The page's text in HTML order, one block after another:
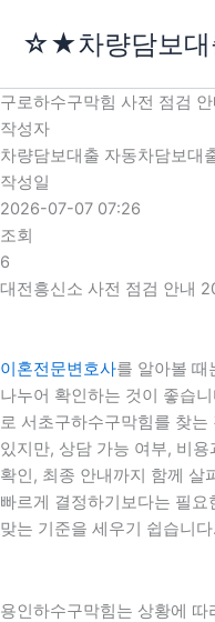
로
건
너
뛰
기
☆★차량담보
구로하수구막힘 사전 점검
작성자
차량담보대출 자동차담보대
작성일
2026-07-07 07:26
조회
6
대전흥신소 사전 점검 안내
이혼전문변호사를 알아볼 때
나누어 확인하는 것이 좋습
로 서초구하수구막힘를 찾
있지만, 상담 가능 여부, 비
확인, 최종 안내까지 함께 살
빠르게 결정하기보다는 필
맞는 기준을 세우기 쉽습니다.
용인하수구막힘는 상황에